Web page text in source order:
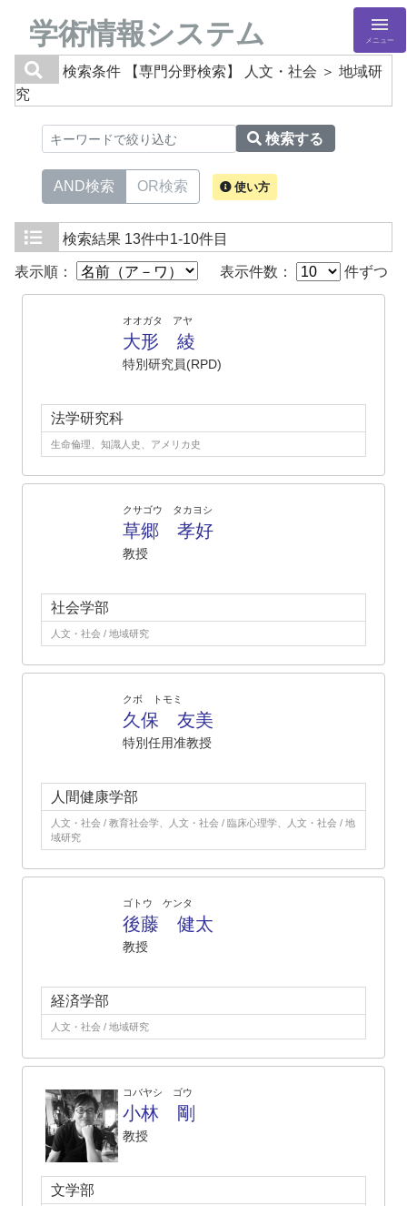
学術情報システム メニュー
検索条件
【専門分野検索】 人文・社会 ＞ 地域研
究
検索する
AND検索 OR検索 使い方
検索結果 13件中1-10件目
表示順： 表示件数： 件ずつ
オオガタ アヤ
大形 綾
特別研究員(RPD)
法学研究科
生命倫理、知識人史、アメリカ史
クサゴウ タカヨシ
草郷 孝好
教授
社会学部
人文・社会 / 地域研究
クボ トモミ
久保 友美
特別任用准教授
人間健康学部
人文・社会 / 教育社会学、人文・社会 / 臨床心理学、人文・社会 / 地
域研究
ゴトウ ケンタ
後藤 健太
教授
経済学部
人文・社会 / 地域研究
コバヤシ ゴウ
小林 剛
教授
文学部